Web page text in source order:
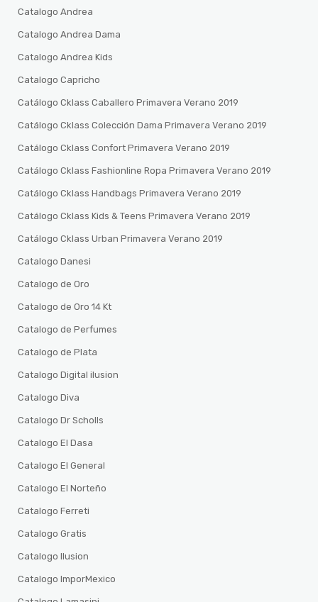
Catalogo Andrea
Catalogo Andrea Dama
Catalogo Andrea Kids
Catalogo Capricho
Catálogo Cklass Caballero Primavera Verano 2019
Catálogo Cklass Colección Dama Primavera Verano 2019
Catálogo Cklass Confort Primavera Verano 2019
Catálogo Cklass Fashionline Ropa Primavera Verano 2019
Catálogo Cklass Handbags Primavera Verano 2019
Catálogo Cklass Kids & Teens Primavera Verano 2019
Catálogo Cklass Urban Primavera Verano 2019
Catalogo Danesi
Catalogo de Oro
Catalogo de Oro 14 Kt
Catalogo de Perfumes
Catalogo de Plata
Catalogo Digital ilusion
Catalogo Diva
Catalogo Dr Scholls
Catalogo El Dasa
Catalogo El General
Catalogo El Norteño
Catalogo Ferreti
Catalogo Gratis
Catalogo Ilusion
Catalogo ImporMexico